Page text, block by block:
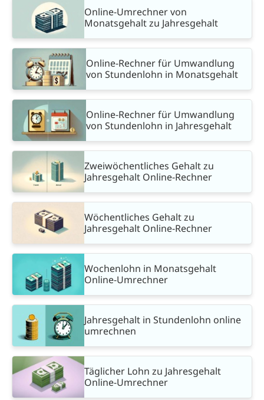
Online-Umrechner von
Monatsgehalt zu Jahresgehalt
Online-Rechner für Umwandlung
von Stundenlohn in Monatsgehalt
Online-Rechner für Umwandlung
von Stundenlohn in Jahresgehalt
Zweiwöchentliches Gehalt zu
Jahresgehalt Online-Rechner
Wöchentliches Gehalt zu
Jahresgehalt Online-Rechner
Wochenlohn in Monatsgehalt
Online-Umrechner
Jahresgehalt in Stundenlohn online
umrechnen
Täglicher Lohn zu Jahresgehalt
Online-Umrechner